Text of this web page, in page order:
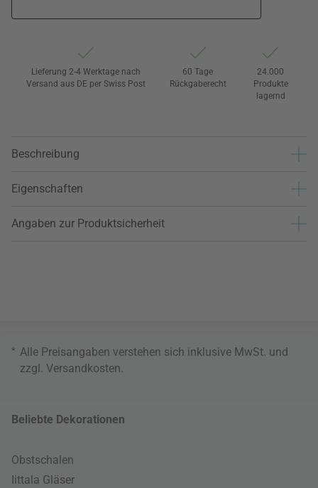
Lieferung 2-4 Werktage nach
Versand aus DE per Swiss Post
60 Tage
Rückgaberecht
24.000
Produkte
lagernd
Beschreibung
Eigenschaften
Angaben zur Produktsicherheit
* Alle Preisangaben verstehen sich inklusive MwSt. und
zzgl. Versandkosten
Beliebte Dekorationen
Obstschalen
Iittala Gläser